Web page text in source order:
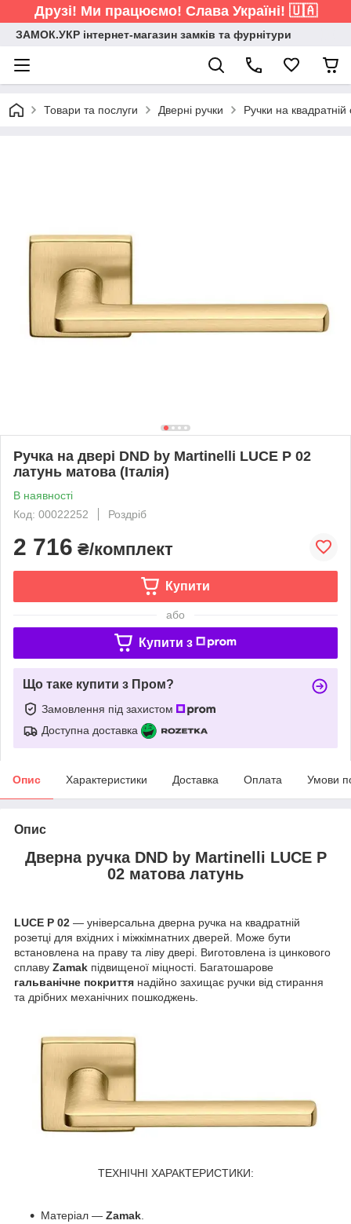
Друзі! Ми працюємо! Слава Україні! 🇺🇦
ЗАМОК.УКР інтернет-магазин замків та фурнітури
Товари та послуги Дверні ручки Ручки на квадратній
Ручка на двері DND by Martinelli LUCE P 02
латунь матова (Італія)
В наявності
Код: 00022252
Роздріб
2 716 ₴/комплект
Купити
або
Купити з
Що таке купити з Пром?
Замовлення під захистом
Доступна доставка
Опис Характеристики Доставка Оплата Умови
Опис
Дверна ручка DND by Martinelli LUCE P
02 матова латунь
LUCE P 02 — універсальна дверна ручка на квадратній
розетці для вхідних і міжкімнатних дверей. Може бути
встановлена на праву та ліву двері. Виготовлена із цинкового
сплаву Zamak підвищеної міцності. Багатошарове
гальванічне покриття надійно захищає ручки від стирання
та дрібних механічних пошкоджень.
ТЕХНІЧНІ ХАРАКТЕРИСТИКИ:
Матеріал — Zamak.